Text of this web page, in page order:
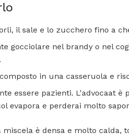
il sale e lo zucchero fino a
gocciolare nel brandy o nel
in una casseruola e
essere pazienti. L'advocaat
evapora e perderai molto
miscela è densa e molto